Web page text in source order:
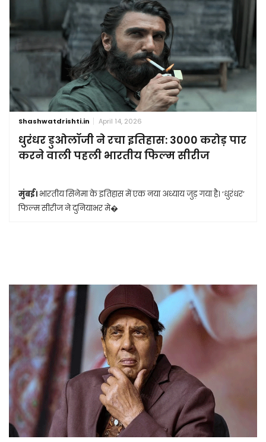
Shashwatdrishti.in April 14, 2026
धुरंधर डुओलॉजी ने रचा इतिहास: 3000 करोड़ पार
करने वाली पहली भारतीय फिल्म सीरीज
मुंबई। भारतीय सिनेमा के इतिहास में एक नया अध्याय जुड़ गया है। ‘धुरंधर’
फिल्म सीरीज ने दुनियाभर मे�